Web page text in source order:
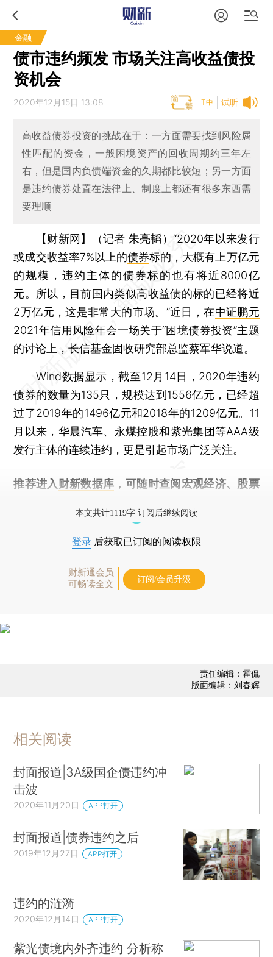
金融
债市违约频发 市场关注高收益债投
资机会
试听
2020年12月15日 13:08 T中
高收益债券投资的挑战在于：一方面需要找到风险属
性匹配的资金，一般困境资产的回收周期约三年左
右，但是国内负债端资金的久期都比较短；另一方面
是违约债券处置在法律上、制度上都还有很多东西需
要理顺
【财新网】（记者 朱亮韬）“2020年以来发行
或成交收益率7%以上的债券标的，大概有上万亿元
的规模，违约主体的债券标的也有将近8000亿
元。所以，目前国内类似高收益债的标的已经将近
2万亿元，这是非常大的市场。”近日，在中证鹏元
2021年信用风险年会一场关于“困境债券投资”主题
的讨论上，长信基金固收研究部总监蔡军华说道。
Wind数据显示，截至12月14日，2020年违约
债券的数量为135只，规模达到1556亿元，已经超
过了2019年的1496亿元和2018年的1209亿元。11
月以来， 华晨汽车、 永煤控股和紫光集团等AAA级
发行主体的连续违约，更是引起市场广泛关注。
推荐进入 财新数据库 ，可随时查阅宏观经济、股票
本文共计1119字 订阅后继续阅读
登录 后获取已订阅的阅读权限
财新通会员
可畅读全文
订阅/会员升级
责任编辑：霍侃
版面编辑：刘春辉
相关阅读
封面报道|3A级国企债违约冲
击波
2020年11月20日 APP打开
封面报道|债券违约之后
2019年12月27日 APP打开
违约的涟漪
2020年12月14日 APP打开
紫光债境内外齐违约 分析称